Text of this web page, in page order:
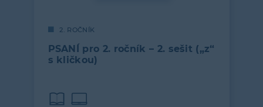
2. ROČNÍK
PSANÍ pro 2. ročník – 2. sešit („z“
s kličkou)